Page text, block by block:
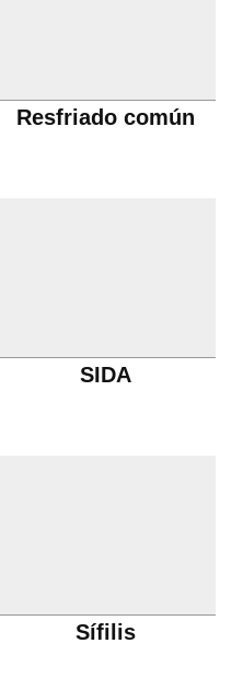
Resfriado común
SIDA
Sífilis